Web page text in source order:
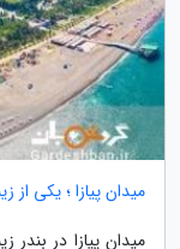
میدان پیازا ؛ یکی
میدان پیازا در بندر